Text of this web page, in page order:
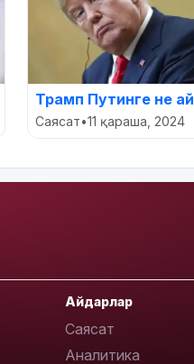
Трамп Путинге не
Саясат•11 қараша, 2024
Айдарлар
Саясат
Аналитика